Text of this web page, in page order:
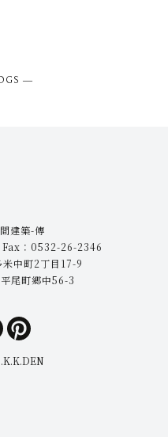
―
建築-傳
：0532-26-2346
米中町2丁目17-9
尾町郷中56-3